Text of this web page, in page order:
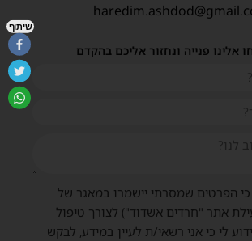
אלינו פנייה ונחזור אליכם בהקדם
הפרטים שמסרתי יישמרו במאגר של
אתר "חרדים אשדוד") לצורך טיפול
לי כי אני רשאי/ת לעיין במידע, לבקש
שיתוף